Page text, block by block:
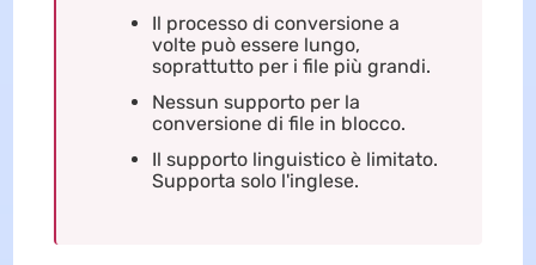
Il processo di conversione a
volte può essere lungo,
soprattutto per i file più grandi.
Nessun supporto per la
conversione di file in blocco.
Il supporto linguistico è limitato.
Supporta solo l'inglese.